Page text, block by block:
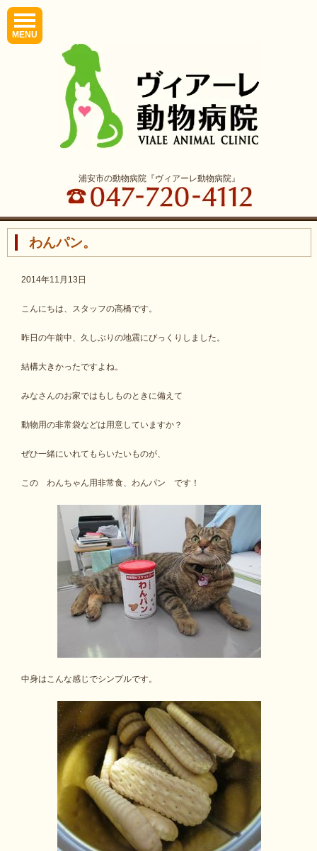
MENU
浦安市の動物病院『ヴィアーレ動物病院』
わんパン。
2014年11月13日
こんにちは、スタッフの高橋です。
昨日の午前中、久しぶりの地震にびっくりしました。
結構大きかったですよね。
みなさんのお家ではもしものときに備えて
動物用の非常袋などは用意していますか？
ぜひ一緒にいれてもらいたいものが、
この わんちゃん用非常食、わんパン です！
中身はこんな感じでシンプルです。